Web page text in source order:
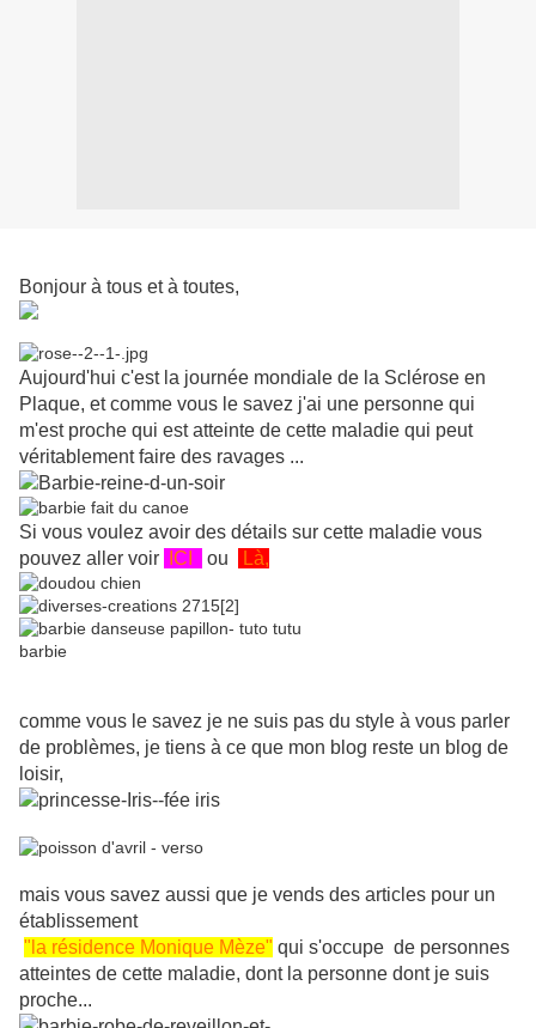
Bonjour à tous et à toutes,
Aujourd'hui c'est la journée mondiale de la Sclérose en
Plaque, et comme vous le savez j'ai une personne qui
m'est proche qui est atteinte de cette maladie qui peut
véritablement faire des ravages ...
Si vous voulez avoir des détails sur cette maladie vous
pouvez aller voir
ICI ou Là,
comme vous le savez je ne suis pas du style à vous parler
de problèmes, je tiens à ce que mon blog reste un blog de
loisir,
mais vous savez aussi que je vends des articles pour un
établissement
"la résidence Monique Mèze" qui s'occupe de personnes
atteintes de cette maladie, dont la personne dont je suis
proche...